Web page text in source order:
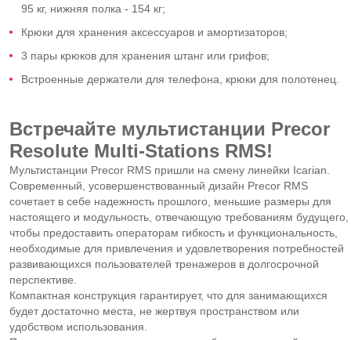
95 кг, нижняя полка - 154 кг;
Крюки для хранения аксессуаров и амортизаторов;
3 пары крюков для хранения штанг или грифов;
Встроенные держатели для телефона, крюки для полотенец.
Встречайте мультистанции Precor
Resolute Multi-Stations RMS!
Мультистанции Precor RMS пришли на смену линейки Icarian.
Современный, усовершенствованный дизайн Precor RMS
сочетает в себе надежность прошлого, меньшие размеры для
настоящего и модульность, отвечающую требованиям будущего,
чтобы предоставить операторам гибкость и функциональность,
необходимые для привлечения и удовлетворения потребностей
развивающихся пользователей тренажеров в долгосрочной
перспективе.
Компактная конструкция гарантирует, что для занимающихся
будет достаточно места, не жертвуя пространством или
удобством использования.